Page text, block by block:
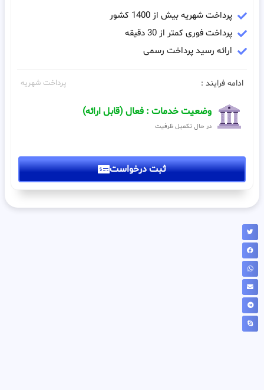
پرداخت شهریه بیش از 1400 کشور
پرداخت فوری کمتر از 30 دقیقه
ارائه رسید پرداخت رسمی
ادامه فرایند : پرداخت شهریه
وضعیت خدمات : فعال (قابل ارائه)
در حال تکمیل ظرفیت
ثبت درخواست